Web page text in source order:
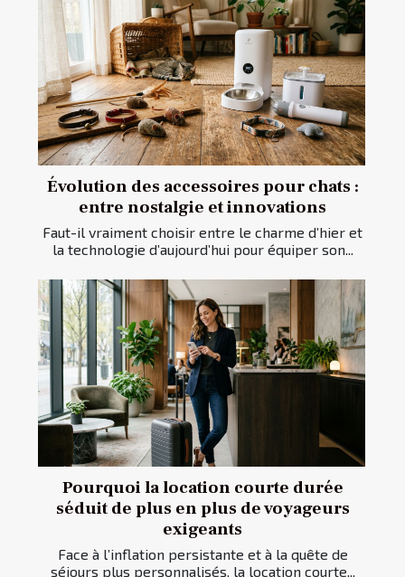
Évolution des accessoires pour chats :
entre nostalgie et innovations
Faut-il vraiment choisir entre le charme d’hier et
la technologie d’aujourd’hui pour équiper son...
Pourquoi la location courte durée
séduit de plus en plus de voyageurs
exigeants
Face à l’inflation persistante et à la quête de
séjours plus personnalisés, la location courte...